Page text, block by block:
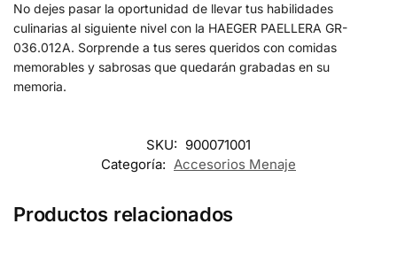
No dejes pasar la oportunidad de llevar tus habilidades
culinarias al siguiente nivel con la HAEGER PAELLERA GR-
036.012A. Sorprende a tus seres queridos con comidas
memorables y sabrosas que quedarán grabadas en su
memoria.
SKU: 900071001
Categoría: Accesorios Menaje
Productos relacionados